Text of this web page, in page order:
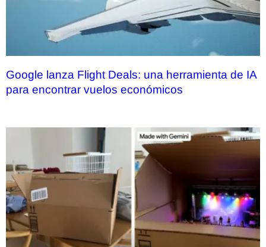
Google lanza Flight Deals: una herramienta de IA
para encontrar vuelos económicos